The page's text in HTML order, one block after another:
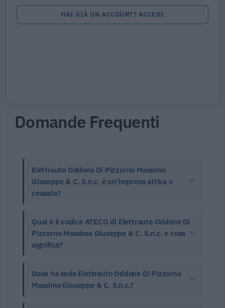
HAI GIÀ UN ACCOUNT? ACCEDI
Domande Frequenti
Elettrauto Oddone Di Pizzorno Massimo
Giuseppe & C. S.n.c. è un'impresa attiva o
cessata?
Qual è il codice ATECO di Elettrauto Oddone Di
Pizzorno Massimo Giuseppe & C. S.n.c. e cosa
significa?
Dove ha sede Elettrauto Oddone Di Pizzorno
Massimo Giuseppe & C. S.n.c.?